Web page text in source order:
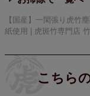
【国産】一閑張り虎竹
紙使用 | 虎斑竹専門店